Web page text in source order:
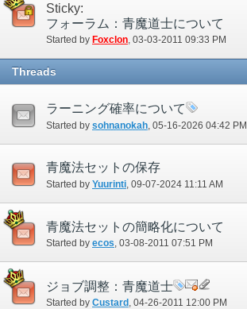
Sticky:
フォーラム：青魔道士について
Started by Foxclon‎, 03-03-2011 09:33 PM
Threads
ラーニング確率について
Started by sohnanokah ‎, 05-16-2026 04:42 PM
青魔法セットの保存
Started by Yuurinti‎, 09-07-2024 11:11 AM
青魔法セットの簡略化について
Started by ecos‎, 03-08-2011 07:51 PM
ジョブ調整：青魔道士
Started by Custard ‎, 04-26-2011 12:00 PM